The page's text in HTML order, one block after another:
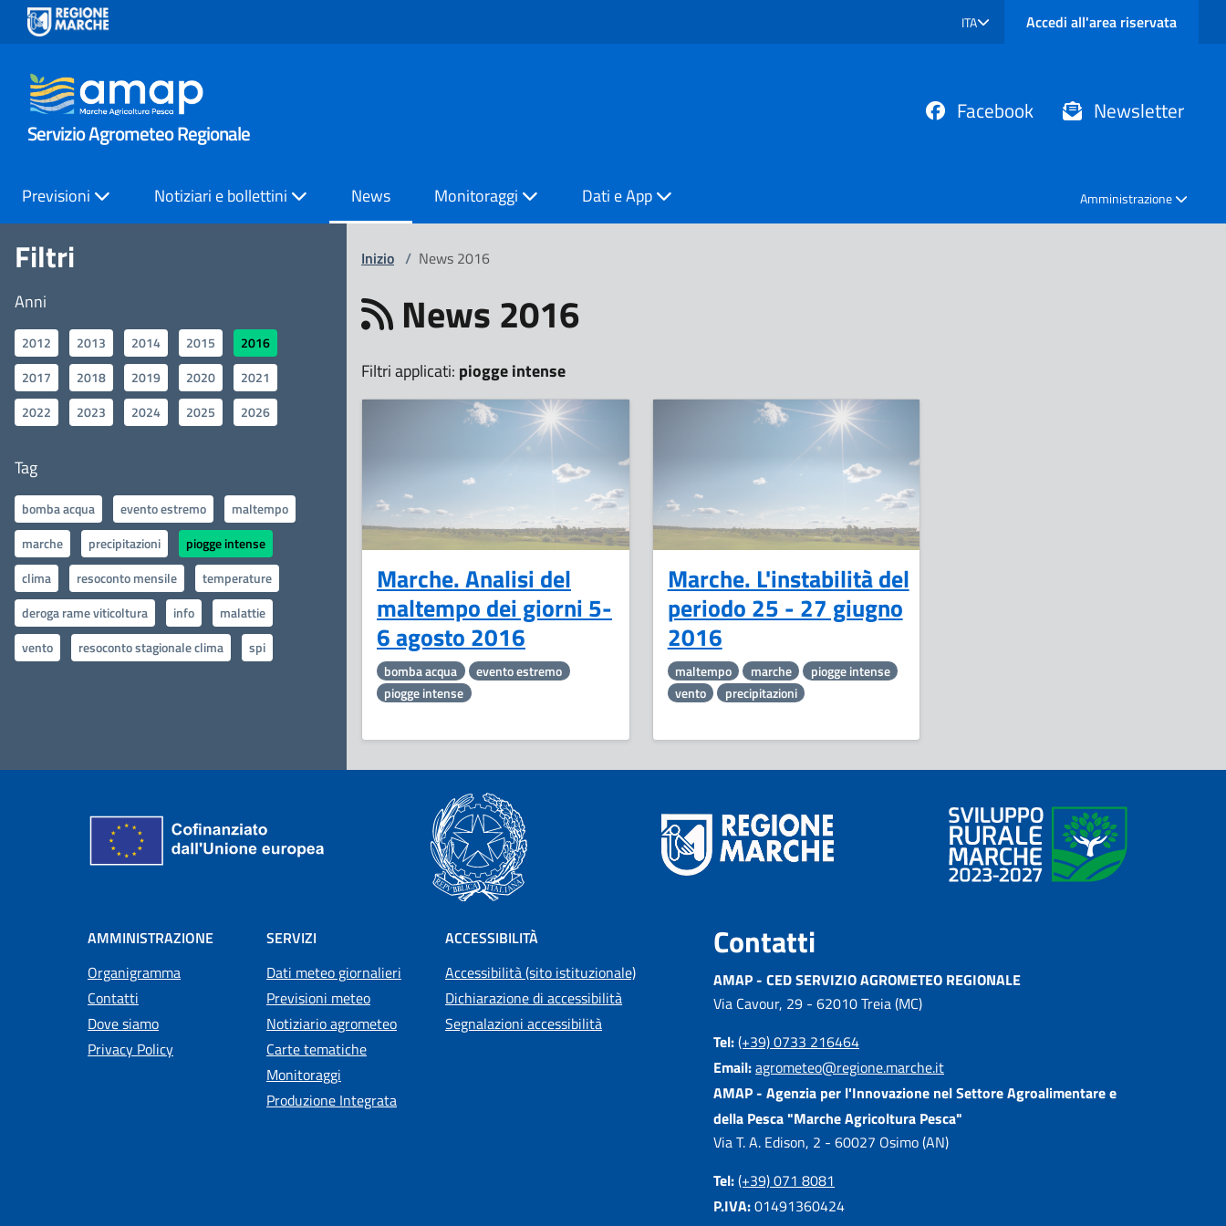
SELEZIONE LINGUA: LINGUA SELEZIONATA
ITA Accedi all'area riservata
Servizio Agrometeo Regionale
Facebook Newsletter
Previsioni Notiziari e bollettini News Monitoraggi Dati e App Amministrazione
Filtri
Anni
2012 2013 2014 2015
2016
2017
2018 2019 2020
2021
2022
2023 2024 2025 2026
Tag
bomba acqua evento estremo
maltempo
marche
precipitazioni
piogge intense
clima
resoconto mensile
temperature
deroga rame viticoltura
info
malattie
vento
resoconto stagionale clima spi
Inizio / News 2016
News 2016
Filtri applicati: piogge intense
Marche. Analisi del
maltempo dei giorni 5-
6 agosto 2016
bomba acqua
evento estremo
piogge intense
30
Marche. L'instabilità del
periodo 25 - 27 giugno
2016
maltempo marche
piogge intense
vento
precipitazioni
AMMINISTRAZIONE
Organigramma
Contatti
Dove siamo
Privacy Policy
SERVIZI
Dati meteo giornalieri
Previsioni meteo
Notiziario agrometeo
Carte tematiche
Monitoraggi
Produzione Integrata
ACCESSIBILITÀ
Accessibilità (sito istituzionale)
Dichiarazione di accessibilità
Segnalazioni accessibilità
Contatti
AMAP - CED SERVIZIO AGROMETEO REGIONALE
Via Cavour, 29 - 62010 Treia (MC)
Tel:(+39) 0733 216464
Email:agrometeo@regione.marche.it
AMAP - Agenzia per l'Innovazione nel Settore Agroalimentare e
della Pesca "Marche Agricoltura Pesca"
Via T. A. Edison, 2 - 60027 Osimo (AN)
Tel:(+39) 071 8081
P.IVA:01491360424